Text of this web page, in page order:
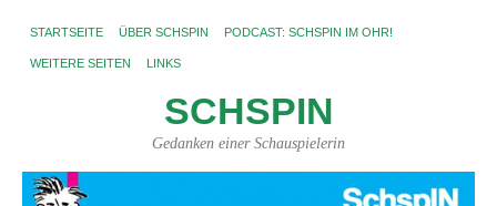
STARTSEITE ÜBER SCHSPIN PODCAST: SCHSPIN IM OHR!
WEITERE SEITEN LINKS
SCHSPIN
Gedanken einer Schauspielerin